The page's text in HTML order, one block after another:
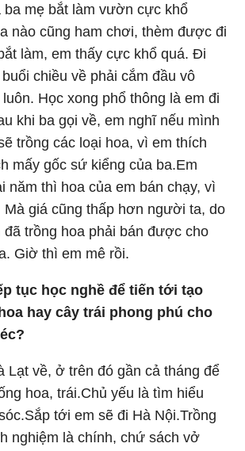
ba mẹ bắt làm vườn cực khổ
nào cũng ham chơi, thèm được đi
làm, em thấy cực khổ quá. Đi
chiều về phải cắm đầu vô
Học xong phổ thông là em đi
khi ba gọi về, em nghĩ nếu mình
trồng các loại hoa, vì em thích
mấy gốc sứ kiểng của ba.Em
năm thì hoa của em bán chạy, vì
giá cũng thấp hơn người ta, do
đã trồng hoa phải bán được cho
Giờ thì em mê rồi.
tục học nghề để tiến tới tạo
hay cây trái phong phú cho
Lạt về, ở trên đó gần cả tháng để
hoa, trái.Chủ yếu là tìm hiểu
tới em sẽ đi Hà Nội.Trồng
nghiệm là chính, chứ sách vở